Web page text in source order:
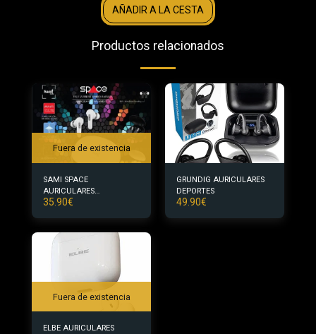
AÑADIR A LA CESTA
Productos relacionados
Fuera de existencia
SAMI SPACE
AURICULARES
INALAMBRICOS
35.90€
GRUNDIG AURICULARES
DEPORTES
49.90€
Fuera de existencia
ELBE AURICULARES